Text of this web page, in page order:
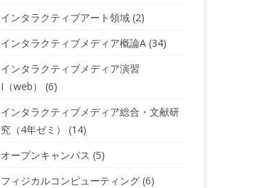
インタラクティブアート領域(2)
インタラクティブメディア概論A(34)
インタラクティブメディア演習
I（web）
(6)
インタラクティブメディア総合・文献研
究（4年ゼミ）
(14)
オープンキャンパス (5)
フィジカルコンピューティング(6)